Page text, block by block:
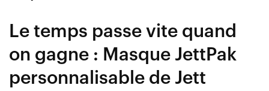
Le temps passe vite quand
on gagne : Masque JettPak
personnalisable de Jett